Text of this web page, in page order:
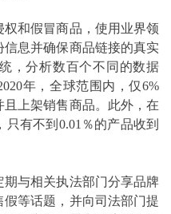
和假冒商品，使用业界领
息并确保商品链接的真实
，分析数百个不同的数据
年，全球范围内，仅6%
上架销售商品。此外，在
有不到0.01％的产品收到
期与相关执法部门分享品牌
等话题，并向司法部门提